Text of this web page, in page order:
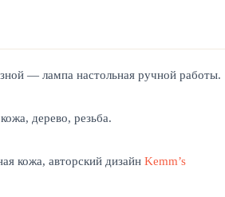
— лампа настольная ручной работы.
дерево, резьба.
кожа, авторский дизайн Kemm’s